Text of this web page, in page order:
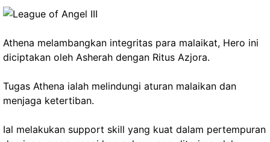
Athena melambangkan integritas para malaikat, Hero ini
diciptakan oleh Asherah dengan Ritus Azjora.
Tugas Athena ialah melindungi aturan malaikan dan
menjaga ketertiban.
Ial melakukan support skill yang kuat dalam pertempuran